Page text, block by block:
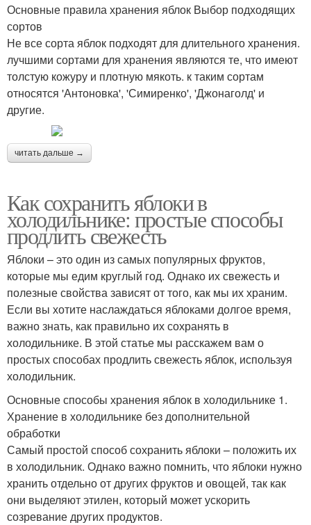
Основные правила хранения яблок Выбор подходящих
сортов
Не все сорта яблок подходят для длительного хранения.
лучшими сортами для хранения являются те, что имеют
толстую кожуру и плотную мякоть. к таким сортам
относятся 'Антоновка', 'Симиренко', 'Джонаголд' и
другие.
читать дальше →
Как сохранить яблоки в
холодильнике: простые способы
продлить свежесть
Яблоки – это один из самых популярных фруктов,
которые мы едим круглый год. Однако их свежесть и
полезные свойства зависят от того, как мы их храним.
Если вы хотите наслаждаться яблоками долгое время,
важно знать, как правильно их сохранять в
холодильнике. В этой статье мы расскажем вам о
простых способах продлить свежесть яблок, используя
холодильник.
Основные способы хранения яблок в холодильнике 1.
Хранение в холодильнике без дополнительной
обработки
Самый простой способ сохранить яблоки – положить их
в холодильник. Однако важно помнить, что яблоки нужно
хранить отдельно от других фруктов и овощей, так как
они выделяют этилен, который может ускорить
созревание других продуктов.